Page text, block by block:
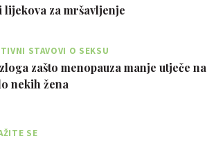
lijekova za mršavljenje
STAVOVI O SEKSU
zašto menopauza manje utječe na
nekih žena
SE